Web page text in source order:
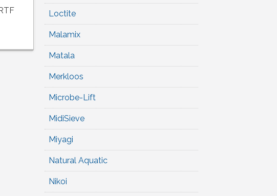
Loctite
Malamix
Matala
Merkloos
Microbe-Lift
MidiSieve
Miyagi
Natural Aquatic
Nikoi